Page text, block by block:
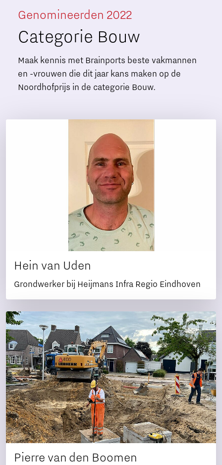
Genomineerden 2022
Categorie Bouw
Maak kennis met Brainports beste vakmannen
en -vrouwen die dit jaar kans maken op de
Noordhofprijs in de categorie Bouw.
Hein van Uden
Grondwerker bij Heijmans Infra Regio Eindhoven
Pierre van den Boomen